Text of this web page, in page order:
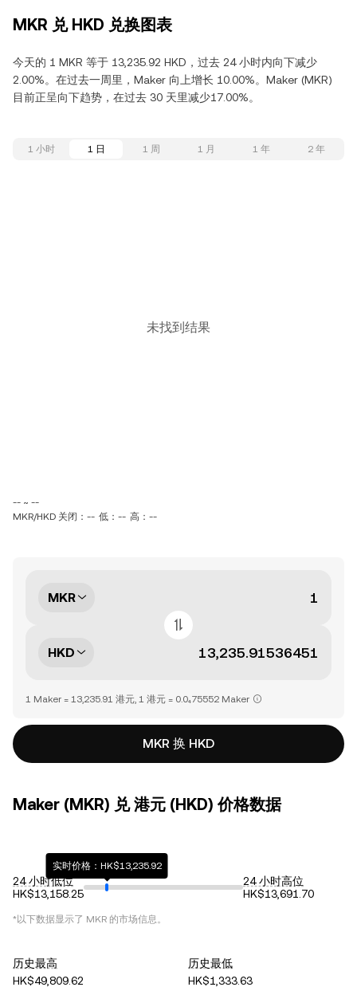
MKR 兑 HKD 兑换图表
今天的 1 MKR 等于 13,235.92 HKD，过去 24 小时内向下减少
2.00%。在过去一周里，Maker 向上增长 10.00%。Maker (MKR)
目前正呈向下趋势，在过去 30 天里减少17.00%。
1 小时 1 日 1 周 1 月 1 年 2 年
未找到结果
-- ~ --
MKR/HKD 关闭：-- 低：-- 高：--
MKR
HKD
1 Maker = 13,235.91 港元, 1 港元 = 0.0₄75552 Maker
MKR 换 HKD
Maker (MKR) 兑 港元 (HKD) 价格数据
24 小时低位
HK$13,158.25
实时价格：HK$13,235.92
24 小时高位
HK$13,691.70
*以下数据显示了 MKR 的市场信息。
历史最高
HK$49,809.62
历史最低
HK$1,333.63